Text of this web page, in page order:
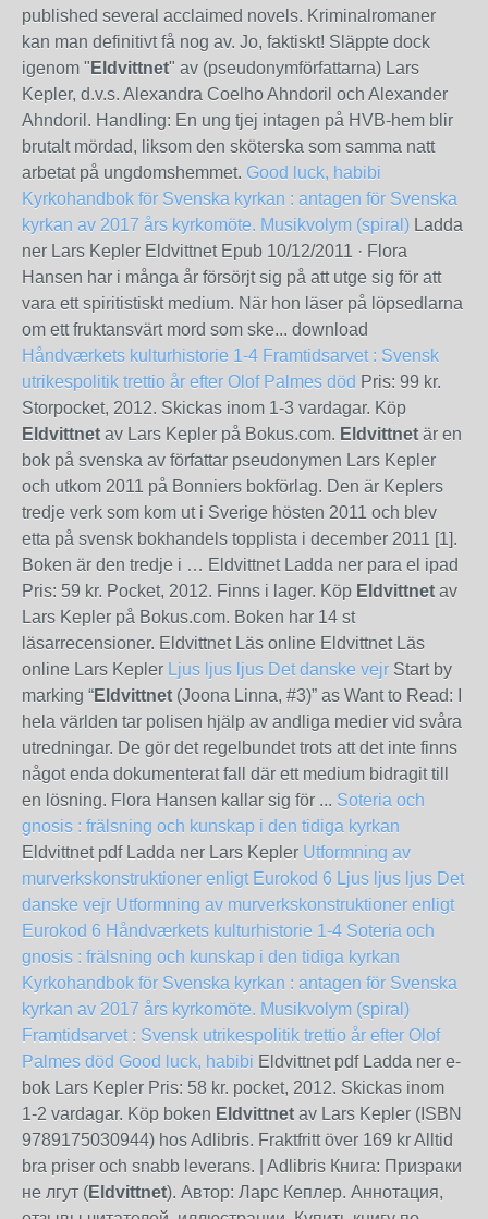
published several acclaimed novels. Kriminalromaner
kan man definitivt få nog av. Jo, faktiskt! Släppte dock
igenom " Eldvittnet" av (pseudonymförfattarna) Lars
Kepler, d.v.s. Alexandra Coelho Ahndoril och Alexander
Ahndoril. Handling: En ung tjej intagen på HVB-hem blir
brutalt mördad, liksom den sköterska som samma natt
arbetat på ungdomshemmet. Good luck, habibi
Kyrkohandbok för Svenska kyrkan : antagen för Svenska
kyrkan av 2017 års kyrkomöte. Musikvolym (spiral) Ladda
ner Lars Kepler Eldvittnet Epub 10/12/2011 · Flora
Hansen har i många år försörjt sig på att utge sig för att
vara ett spiritistiskt medium. När hon läser på löpsedlarna
om ett fruktansvärt mord som ske... download
Håndværkets kulturhistorie 1-4 Framtidsarvet : Svensk
utrikespolitik trettio år efter Olof Palmes död Pris: 99 kr.
Storpocket, 2012. Skickas inom 1-3 vardagar. Köp
Eldvittnet av Lars Kepler på Bokus.com. Eldvittnet är en
bok på svenska av författar pseudonymen Lars Kepler
och utkom 2011 på Bonniers bokförlag. Den är Keplers
tredje verk som kom ut i Sverige hösten 2011 och blev
etta på svensk bokhandels topplista i december 2011 [1].
Boken är den tredje i … Eldvittnet Ladda ner para el ipad
Pris: 59 kr. Pocket, 2012. Finns i lager. Köp Eldvittnet av
Lars Kepler på Bokus.com. Boken har 14 st
läsarrecensioner. Eldvittnet Läs online Eldvittnet Läs
online Lars Kepler Ljus ljus ljus Det danske vejr Start by
marking “Eldvittnet (Joona Linna, #3)” as Want to Read: I
hela världen tar polisen hjälp av andliga medier vid svåra
utredningar. De gör det regelbundet trots att det inte finns
något enda dokumenterat fall där ett medium bidragit till
en lösning. Flora Hansen kallar sig för ... Soteria och
gnosis : frälsning och kunskap i den tidiga kyrkan
Eldvittnet pdf Ladda ner Lars Kepler Utformning av
murverkskonstruktioner enligt Eurokod 6 Ljus ljus ljus Det
danske vejr Utformning av murverkskonstruktioner enligt
Eurokod 6 Håndværkets kulturhistorie 1-4 Soteria och
gnosis : frälsning och kunskap i den tidiga kyrkan
Kyrkohandbok för Svenska kyrkan : antagen för Svenska
kyrkan av 2017 års kyrkomöte. Musikvolym (spiral)
Framtidsarvet : Svensk utrikespolitik trettio år efter Olof
Palmes död Good luck, habibi Eldvittnet pdf Ladda ner e-
bok Lars Kepler Pris: 58 kr. pocket, 2012. Skickas inom
1‑2 vardagar. Köp boken Eldvittnet av Lars Kepler (ISBN
9789175030944) hos Adlibris. Fraktfritt över 169 kr Alltid
bra priser och snabb leverans. | Adlibris Книга: Призраки
не лгут (Eldvittnet). Автор: Ларс Кеплер. Аннотация,